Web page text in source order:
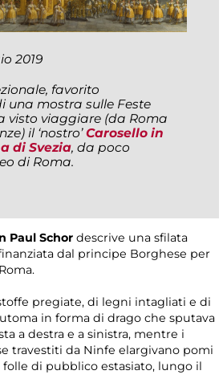
2019
favorito
una mostra sulle Feste
visto viaggiare (da Roma
il ‘nostro’Carosello in
di Svezia, da poco
di Roma.
Paul Schor descrive una sfilata
dal principe Borghese per
pregiate, di legni intagliati e di
in forma di drago che sputava
a destra e a sinistra, mentre i
travestiti da Ninfe elargivano pomi
di pubblico estasiato, lungo il